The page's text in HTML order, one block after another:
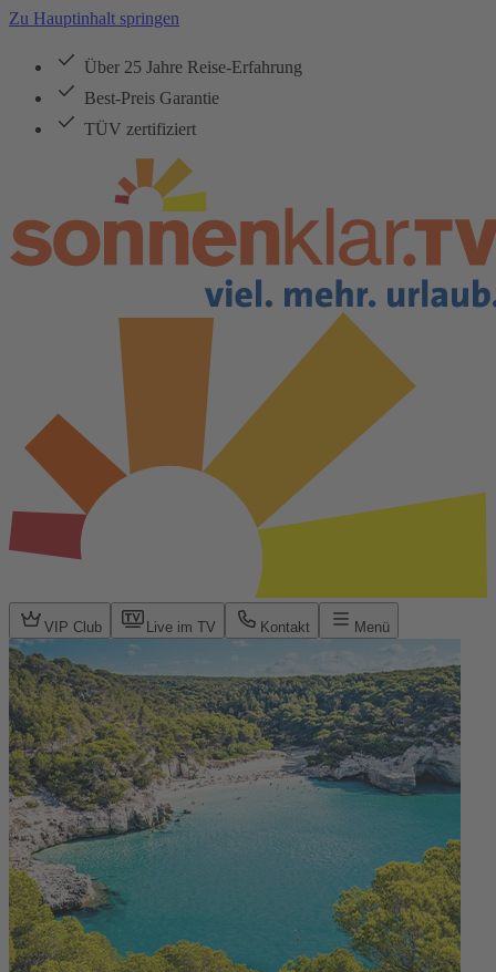
Zu Hauptinhalt springen
Über 25 Jahre Reise-Erfahrung
Best-Preis Garantie
TÜV zertifiziert
VIP Club Live im TV Kontakt Menü